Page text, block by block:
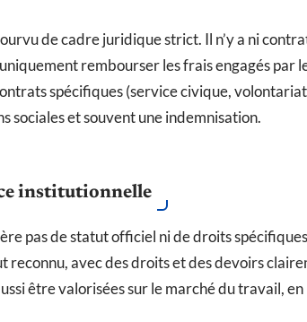
de cadre juridique strict. Il n’y a ni
rembourser les frais engagés par
spécifiques (service civique,
sociales et souvent une indemnisation.
institutionnelle
pas de statut officiel ni de droits
reconnu, avec des droits et des devoirs
être valorisées sur le marché du travail,